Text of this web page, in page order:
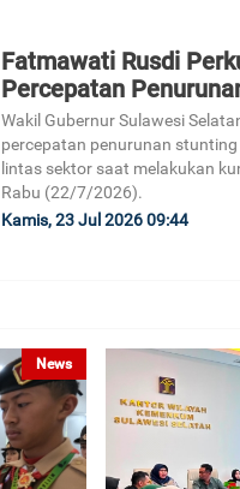
Fatmawati Rusdi
Percepatan
Wakil Gubernur Sulawesi
percepatan penurunan
lintas sektor saat melakukan
Rabu (22/7/2026).
Kamis, 23 Jul 2026 09:44
News